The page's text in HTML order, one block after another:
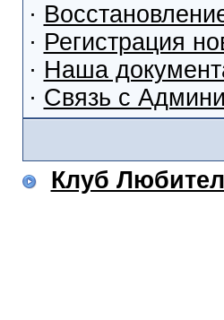
·
· Регистрация
· Наша
· Связь с
Клуб